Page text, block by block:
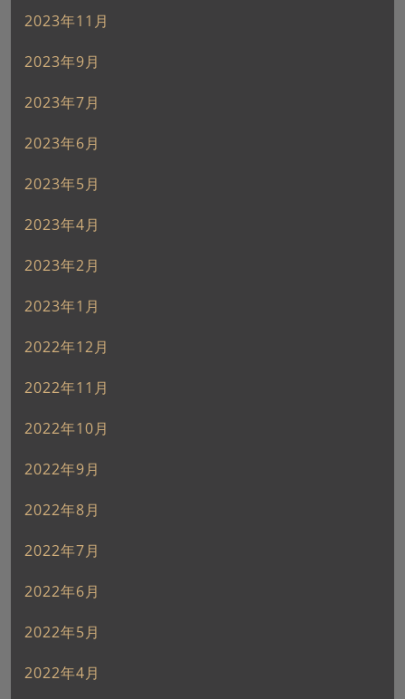
2023年11月
2023年9月
2023年7月
2023年6月
2023年5月
2023年4月
2023年2月
2023年1月
2022年12月
2022年11月
2022年10月
2022年9月
2022年8月
2022年7月
2022年6月
2022年5月
2022年4月